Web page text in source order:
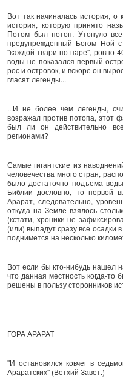
Вот так начиналась история, о
история, которую принято
Потом был потоп. Утонуло
предупрежденный Богом Ной
"каждой твари по паре", ровно
воды не показался первый
рос и островок, и вскоре он
гласят легенды...
...И не более чем легенды,
возражал против потопа, этот
был ли он действительно
регионами?
Самые гигантские из
человечества много стран,
было достаточно подъема
Библии дословно, то первой
Арарат, следовательно,
откуда на Земле взялось
(кстати, хроники не
(или) выпадут сразу все осадки
поднимется на несколько
Вот если бы кто-нибудь нашел
что данная местность когда-
решены в пользу сторонников
ГОРА АРАРАТ
"И остановился ковчег в
Араратских" (Ветхий Завет.)